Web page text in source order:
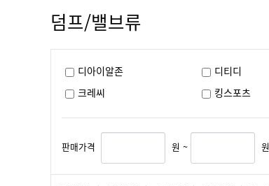
덤프/밸브류
디아이알존 디티디
크레씨
킹스포츠
판매가격 원 ~ 원